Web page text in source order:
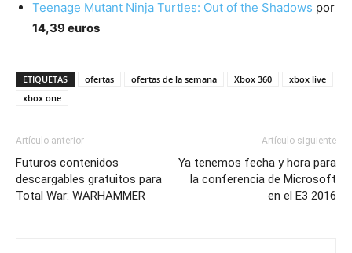
Teenage Mutant Ninja Turtles: Out of the Shadows por
14,39 euros
ETIQUETAS ofertas ofertas de la semana Xbox 360
xbox live
xbox one
Artículo anterior
Futuros contenidos
descargables gratuitos para
Total War: WARHAMMER
Artículo siguiente
Ya tenemos fecha y hora para
la conferencia de Microsoft
en el E3 2016